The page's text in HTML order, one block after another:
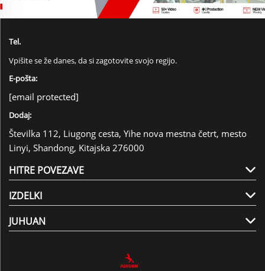
Tel.
Vpišite se že danes, da si zagotovite svojo regijo.
E-pošta:
[email protected]
Dodaj:
Številka 112, Liugong cesta, Yihe nova mestna četrt, mesto
Linyi, Shandong, Kitajska 276000
HITRE POVEZAVE
IZDELKI
JUHUAN